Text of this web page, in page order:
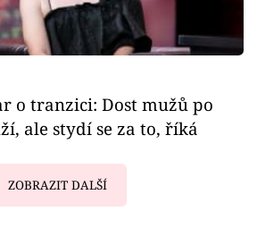
o tranzici: Dost mužů po
ale stydí se za to, říká
ZOBRAZIT DALŠÍ